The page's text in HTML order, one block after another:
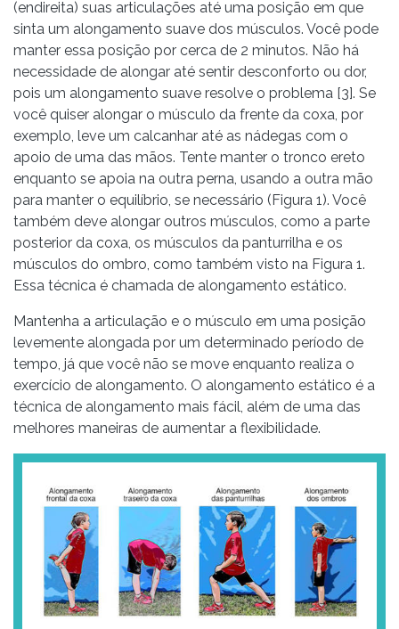
(endireita) suas articulações até uma posição em que
sinta um alongamento suave dos músculos. Você pode
manter essa posição por cerca de 2 minutos. Não há
necessidade de alongar até sentir desconforto ou dor,
pois um alongamento suave resolve o problema [3]. Se
você quiser alongar o músculo da frente da coxa, por
exemplo, leve um calcanhar até as nádegas com o
apoio de uma das mãos. Tente manter o tronco ereto
enquanto se apoia na outra perna, usando a outra mão
para manter o equilíbrio, se necessário (Figura 1). Você
também deve alongar outros músculos, como a parte
posterior da coxa, os músculos da panturrilha e os
músculos do ombro, como também visto na Figura 1.
Essa técnica é chamada de alongamento estático.
Mantenha a articulação e o músculo em uma posição
levemente alongada por um determinado período de
tempo, já que você não se move enquanto realiza o
exercício de alongamento. O alongamento estático é a
técnica de alongamento mais fácil, além de uma das
melhores maneiras de aumentar a flexibilidade.